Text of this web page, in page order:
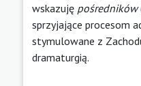
wskazuję pośredników
sprzyjające procesom
stymulowane z
dramaturgią.